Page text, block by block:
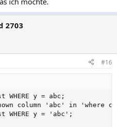
2703
#16
WHERE y = abc;
column 'abc' in 'where
WHERE y = 'abc';